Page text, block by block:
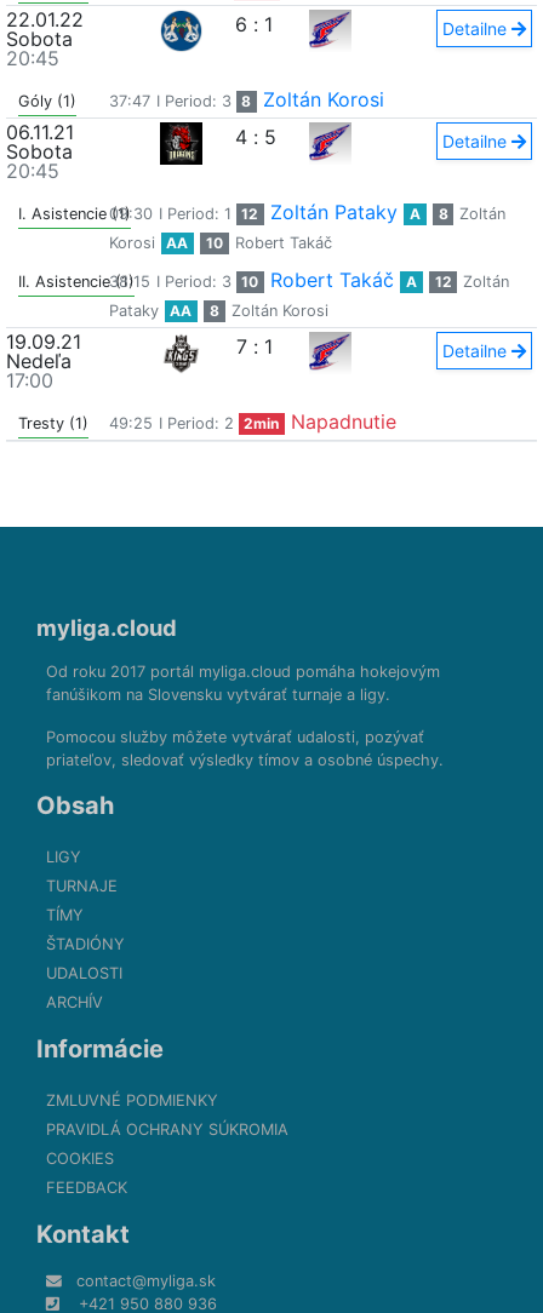
22.01.22
Sobota
20:45
6 : 1 Detailne
Góly (1) 37:47 I Period: 3 8
Zoltán Korosi
06.11.21
Sobota
20:45
4 : 5 Detailne
I. Asistencie (1)09:30 I Period: 1 12 Zoltán Pataky A 8
Zoltán
Korosi
AA 10 Robert Takáč
II. Asistencie (1)
38:15 I Period: 3 10 Robert Takáč A 12
Zoltán
Pataky
AA 8 Zoltán Korosi
19.09.21
Nedeľa
17:00
7 : 1 Detailne
Tresty (1) 49:25 I Period: 2 2min Napadnutie
myliga.cloud
Od roku 2017 portál myliga.cloud pomáha hokejovým
fanúšikom na Slovensku vytvárať turnaje a ligy.
Pomocou služby môžete vytvárať udalosti, pozývať
priateľov, sledovať výsledky tímov a osobné úspechy.
Obsah
LIGY
TURNAJE
TÍMY
ŠTADIÓNY
UDALOSTI
ARCHÍV
Informácie
ZMLUVNÉ PODMIENKY
PRAVIDLÁ OCHRANY SÚKROMIA
COOKIES
FEEDBACK
Kontakt
contact@myliga.sk
+421 950 880 936